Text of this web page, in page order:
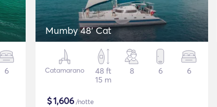
6
Mumby 48' Cat
Catamarano
48 ft
15 m
8 6 6
$1,606/notte